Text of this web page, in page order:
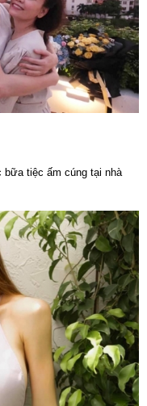
bữa tiệc ấm cúng tại nhà